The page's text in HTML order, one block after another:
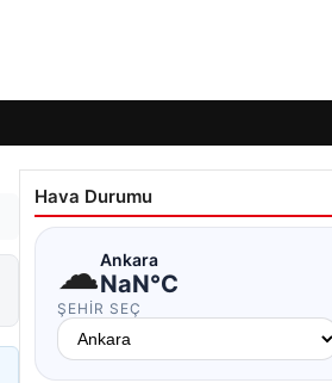
Hava Durumu
☁Ankara
NaN°C
ŞEHIR SEÇ